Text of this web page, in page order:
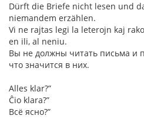
Dürft die Briefe nicht lesen und
niemandem erzählen.
Vi ne rajtas legi la leterojn kaj
en ili, al neniu.
Вы не должны читать письма и
что значится в них.
Alles klar?”
Ĉio klara?”
Всё ясно?”